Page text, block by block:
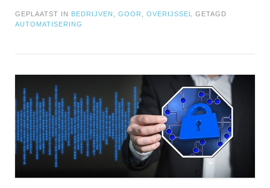
GEPLAATST IN BEDRIJVEN GOOR OVERIJSSEL
GETAGD
AUTOMATISERING